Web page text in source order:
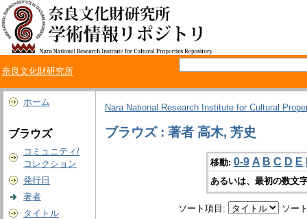
奈良文化財研究所
ホーム
ブラウズ
コミュニティ/
コレクション
発行日
著者
タイトル
Nara National Research Institute for Cultural
ブラウズ : 著者 高木, 芳史
移動: 0-9 A B C D E
あるいは、最初の数文
ソート項目: ソー